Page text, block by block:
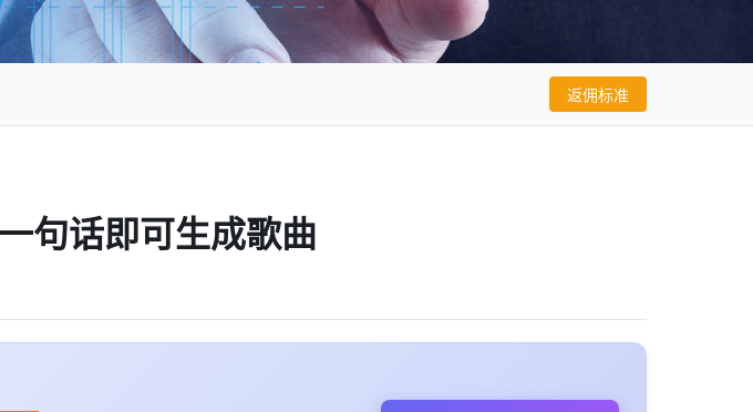
返佣标准
句话即可生成歌曲